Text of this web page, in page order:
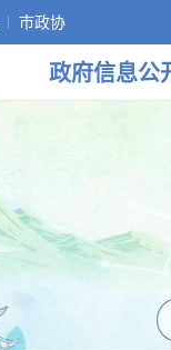
市政协
政府信息公